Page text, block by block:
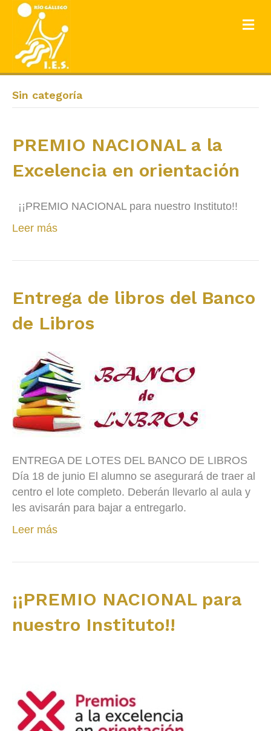
Sin categoría
PREMIO NACIONAL a la
Excelencia en orientación
¡¡PREMIO NACIONAL para nuestro Instituto!!
Leer más
Entrega de libros del Banco
de Libros
ENTREGA DE LOTES DEL BANCO DE LIBROS
Día 18 de junio El alumno se asegurará de traer al
centro el lote completo. Deberán llevarlo al aula y
les avisarán para bajar a entregarlo.
Leer más
¡¡PREMIO NACIONAL para
nuestro Instituto!!